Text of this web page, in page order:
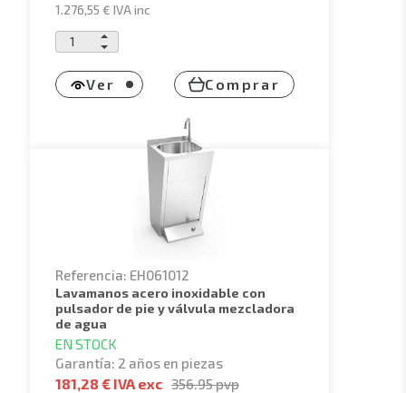
1.276,55 €IVA inc
Ver Comprar
Referencia: EH061012
lavamanos acero inoxidable con
pulsador de pie y válvula mezcladora
de agua
EN STOCK
Garantía: 2 años en piezas
181,28 € IVA exc 356.95pvp